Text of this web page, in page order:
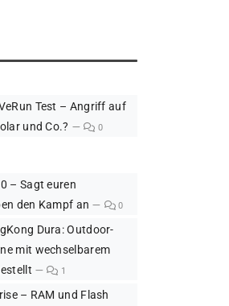
Test – Angriff auf
und Co.?
0
– Sagt euren
den Kampf an
0
Dura: Outdoor-
mit wechselbarem
1
– RAM und Flash